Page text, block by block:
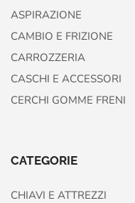
ASPIRAZIONE
CAMBIO E FRIZIONE
CARROZZERIA
CASCHI E ACCESSORI
CERCHI GOMME FRENI
CATEGORIE
CHIAVI E ATTREZZI